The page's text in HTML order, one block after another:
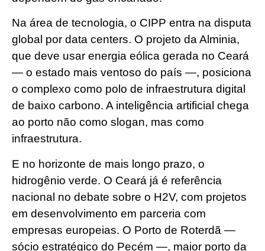
Na área de tecnologia, o CIPP entra na disputa
global por data centers. O projeto da Alminia,
que deve usar energia eólica gerada no Ceará
— o estado mais ventoso do país —, posiciona
o complexo como polo de infraestrutura digital
de baixo carbono. A inteligência artificial chega
ao porto não como slogan, mas como
infraestrutura.
E no horizonte de mais longo prazo, o
hidrogênio verde. O Ceará já é referência
nacional no debate sobre o H2V, com projetos
em desenvolvimento em parceria com
empresas europeias. O Porto de Roterdã —
sócio estratégico do Pecém —, maior porto da